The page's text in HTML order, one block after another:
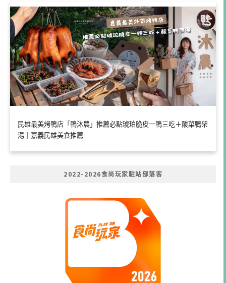
民雄最美烤鴨店「鴨沐農」推薦必點琥珀脆皮一鴨三吃＋酸菜鴨架
湯｜嘉義民雄美食推薦
2022-2026食尚玩家駐站部落客